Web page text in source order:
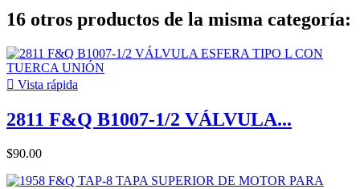
16 otros productos de la misma categoría:
 Vista rápida
2811 F&Q B1007-1/2 VÁLVULA...
$90.00